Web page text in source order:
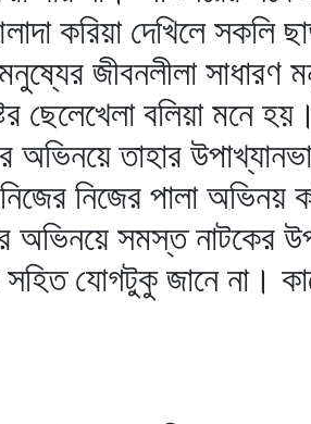
করিয়া দেখিলে সকলি
জীবনলীলা সাধারণ
ছেলেখেলা বলিয়া মনে
অভিনয়ে তাহার
নিজের পালা অভিনয়
অভিনয়ে সমস্ত নাটকের
যোগটুকু জানে না।